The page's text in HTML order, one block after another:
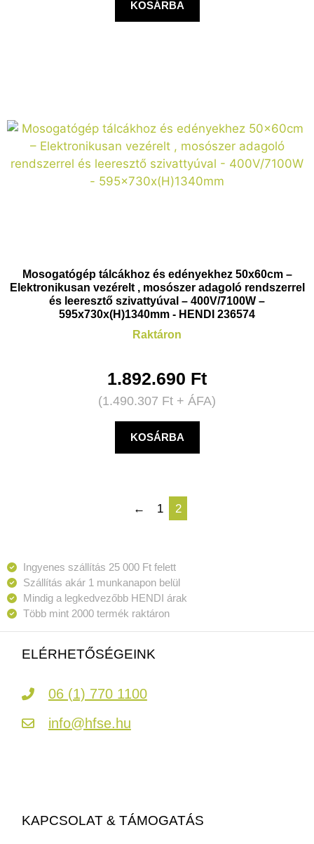
KOSÁRBA
Mosogatógép tálcákhoz és edényekhez 50x60cm –
Elektronikusan vezérelt , mosószer adagoló rendszerrel
és leeresztő szivattyúval – 400V/7100W –
595x730x(H)1340mm - HENDI 236574
Raktáron
1.892.690 Ft
(1.490.307 Ft + ÁFA)
KOSÁRBA
← 1 2
Ingyenes szállítás 25 000 Ft felett
Szállítás akár 1 munkanapon belül
Mindig a legkedvezőbb HENDI árak
Több mint 2000 termék raktáron
ELÉRHETŐSÉGEINK
06 (1) 770 1100
info@hfse.hu
KAPCSOLAT & TÁMOGATÁS